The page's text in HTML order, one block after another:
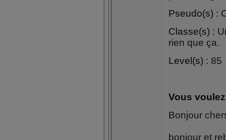
Pseudo(s) :
Classe(s) :
rien que ça.
Level(s) : 85
Vous
Bonjour
bonjour et